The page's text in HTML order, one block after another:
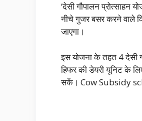
‘देसी गौपालन प्रोत्साहन
नीचे गुजर बसर करने वाले
जाएगा।
इस योजना के तहत 4 देसी
हिफर की डेयरी यूनिट के
सकें। Cow Subsidy